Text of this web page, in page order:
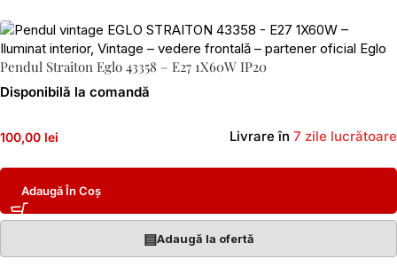
Pendul Straiton Eglo 43358 – E27 1X60W IP20
Disponibilă la comandă
100,00 lei Livrare în 7 zile lucrătoare
Adaugă În Coș
▤Adaugă la ofertă